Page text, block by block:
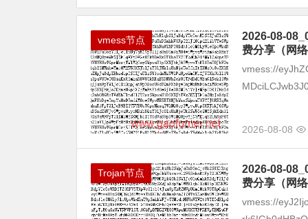
vmess节点
2026-08-
费分享（网
vmess://
2026-08-08
Trojan节点
2026-08-
费分享（网
vmess://